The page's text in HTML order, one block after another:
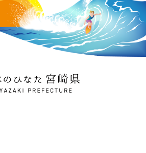
ひなた 宮崎県
PREFECTURE